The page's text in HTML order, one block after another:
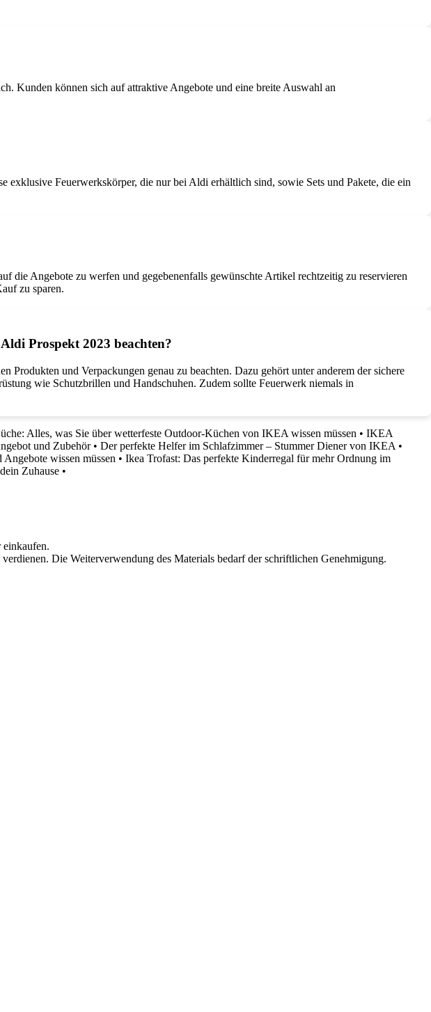
Kunden können sich auf attraktive Angebote und eine breite Auswahl an
exklusive Feuerwerkskörper, die nur bei Aldi erhältlich sind, sowie Sets und Pakete, die ein
Angebote zu werfen und gegebenenfalls gewünschte Artikel rechtzeitig zu reservieren
zu sparen.
Prospekt 2023 beachten?
und Verpackungen genau zu beachten. Dazu gehört unter anderem der sichere
wie Schutzbrillen und Handschuhen. Zudem sollte Feuerwerk niemals in
Alles, was Sie über wetterfeste Outdoor-Küchen von IKEA wissen müssen • IKEA
und Zubehör• Der perfekte Helfer im Schlafzimmer – Stummer Diener von IKEA •
wissen müssen • Ikea Trofast: Das perfekte Kinderregal für mehr Ordnung im
Zuhause •
Die Weiterverwendung des Materials bedarf der schriftlichen Genehmigung.